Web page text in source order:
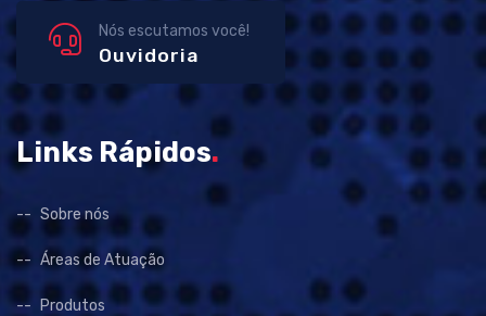
Nós escutamos você!
Ouvidoria
Links Rápidos.
Sobre nós
Áreas de Atuação
Produtos